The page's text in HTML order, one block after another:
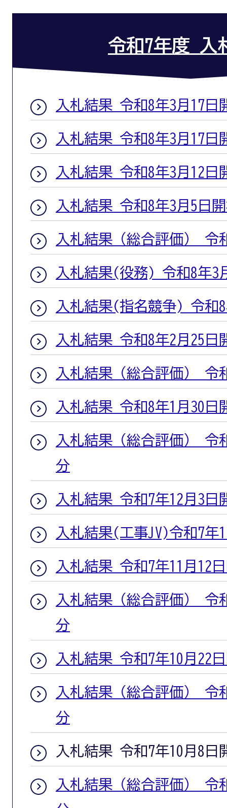
令和7年度 入
入札結果 令和8年3月17日
入札結果 令和8年3月17
入札結果 令和8年3月12
入札結果 令和8年3月5日
入札結果（総合評価） 令
入札結果(役務) 令和8年3
入札結果(指名競争) 令和
入札結果 令和8年2月25日
入札結果（総合評価） 令
入札結果 令和8年1月30日
入札結果（総合評価） 令
分
入札結果 令和7年12月3日
入札結果(工事JV)令和7年
入札結果 令和7年11月12
入札結果（総合評価） 令
分
入札結果 令和7年10月22
入札結果（総合評価） 令
分
入札結果 令和7年10月8日
入札結果（総合評価） 令